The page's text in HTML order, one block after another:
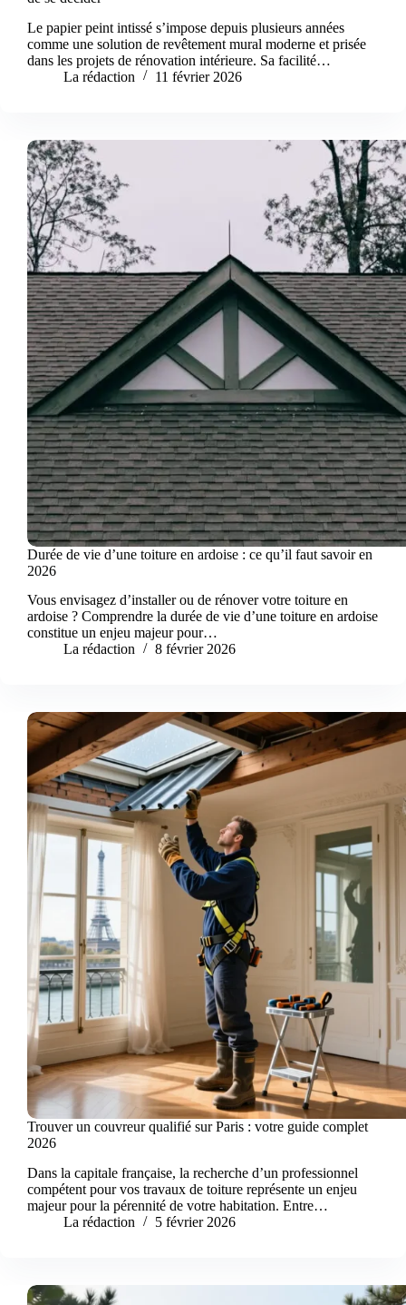
Le papier peint intissé s’impose depuis plusieurs années
comme une solution de revêtement mural moderne et prisée
dans les projets de rénovation intérieure. Sa facilité…
La rédaction
11 février 2026
Durée de vie d’une toiture en ardoise : ce qu’il faut savoir en
2026
Vous envisagez d’installer ou de rénover votre toiture en
ardoise ? Comprendre la durée de vie d’une toiture en ardoise
constitue un enjeu majeur pour…
La rédaction
8 février 2026
Trouver un couvreur qualifié sur Paris : votre guide complet
2026
Dans la capitale française, la recherche d’un professionnel
compétent pour vos travaux de toiture représente un enjeu
majeur pour la pérennité de votre habitation. Entre…
La rédaction
5 février 2026